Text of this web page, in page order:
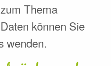
Thema
können Sie
wenden.